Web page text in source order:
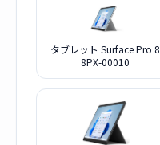
タブレット Surface Pro 8
8PX-00010